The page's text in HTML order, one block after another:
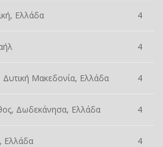
Ελλάδα 4
4
Μακεδονία, Ελλάδα 4
Δωδεκάνησα, Ελλάδα 4
Ελλάδα 4